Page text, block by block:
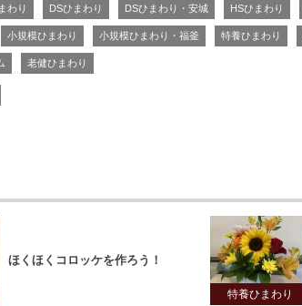
わり DSひまわり DSひまわり・安城 HSひまわり
小規模ひまわり 小規模ひまわり・福釜 特養ひまわり
老健ひまわり
ほくほくコロッケを作ろう！
特養ひまわり